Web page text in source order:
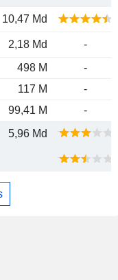
10,47 Md
2,18 Md
-
498 M
-
117 M
-
99,41 M
-
5,96 Md